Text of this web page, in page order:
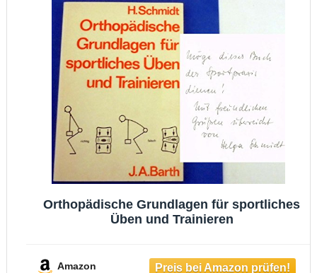
Orthopädische Grundlagen für sportliches
Üben und Trainieren
Amazon